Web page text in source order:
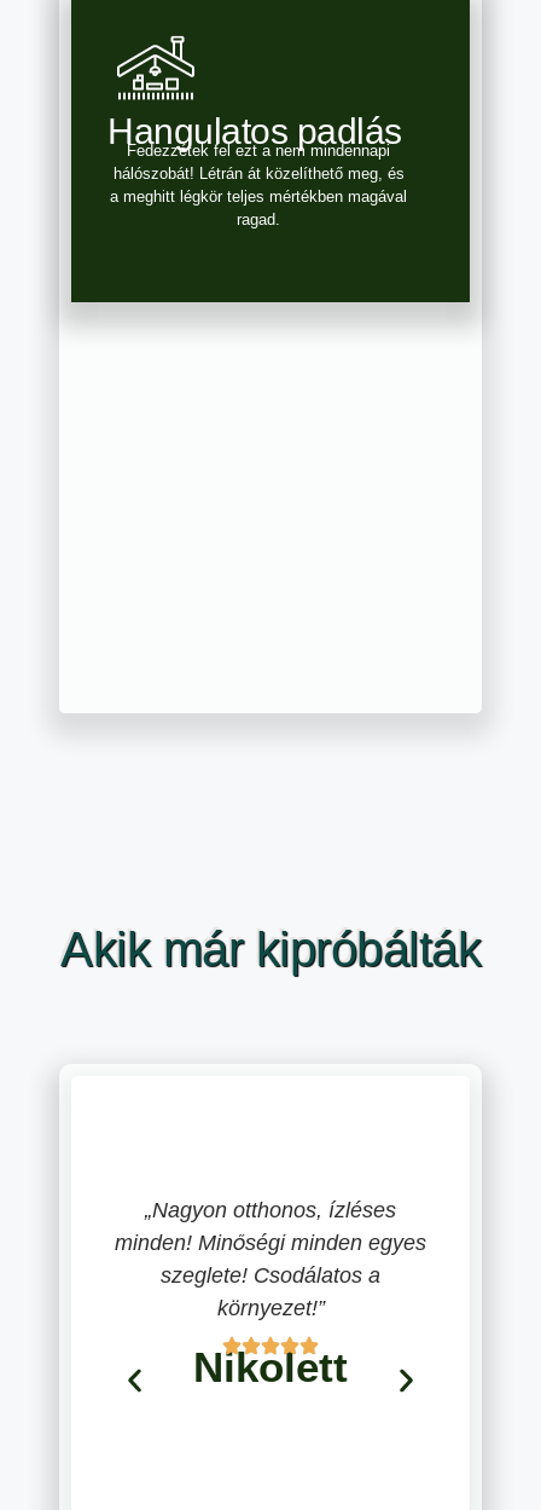
Hangulatos padlás
Fedezzétek fel ezt a nem mindennapi
hálószobát! Létrán át közelíthető meg, és
a meghitt légkör teljes mértékben magával
ragad.
Akik már kipróbálták
„Nagyon otthonos, ízléses
minden! Minőségi minden egyes
szeglete! Csodálatos a
környezet!”
Nikolett